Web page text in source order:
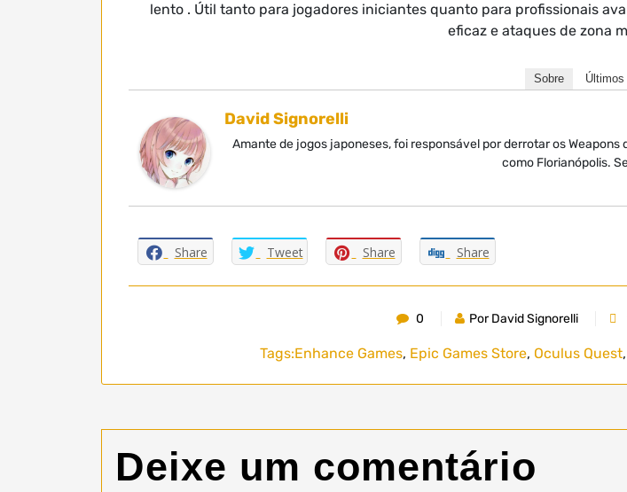
lento . Útil tanto para jogadores iniciantes quanto para profissionais
eficaz e ataques de zona
Sobre
David Signorelli
Amante de jogos japoneses, foi responsável por derrotar os
como Florianópolis.
Share Tweet Share Share
0 Por David Signorelli
Tags:Enhance Games, Epic Games Store, Oculus Quest,
Deixe um comentário